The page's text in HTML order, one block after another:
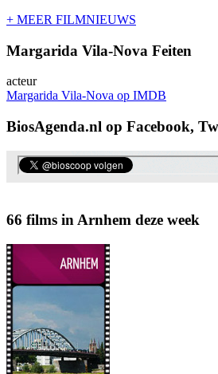
+ MEER FILMNIEUWS
Margarida Vila-Nova Feiten
acteur
Margarida Vila-Nova op IMDB
BiosAgenda.nl op Facebook,
66 films in Arnhem deze week